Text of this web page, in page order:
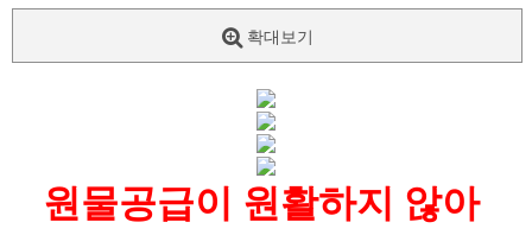
확대보기
원물공급이 원활하지 않아